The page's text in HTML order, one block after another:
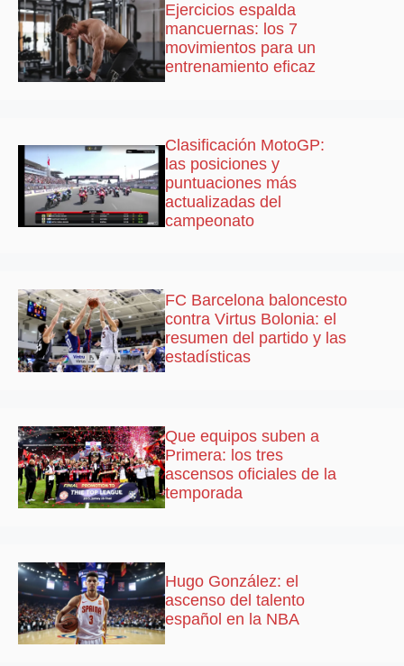
Ejercicios espalda
mancuernas: los 7
movimientos para un
entrenamiento eficaz
Clasificación MotoGP:
las posiciones y
puntuaciones más
actualizadas del
campeonato
FC Barcelona baloncesto
contra Virtus Bolonia: el
resumen del partido y las
estadísticas
Que equipos suben a
Primera: los tres
ascensos oficiales de la
temporada
Hugo González: el
ascenso del talento
español en la NBA